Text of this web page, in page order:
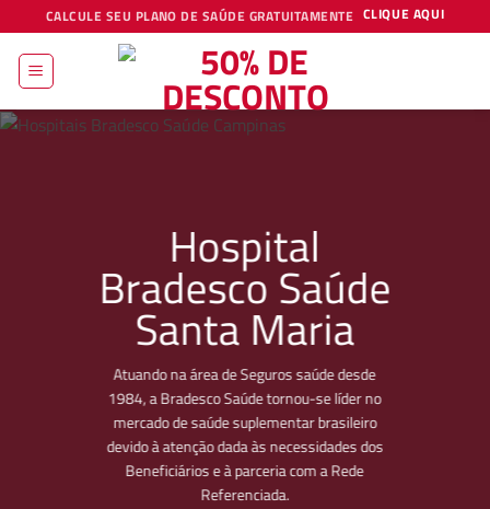
to
content
CALCULE SEU PLANO DE SAÚDE GRATUITAMENTE CLIQUE AQUI
Hospital
Bradesco Saúde
Santa Maria
Atuando na área de Seguros saúde desde
1984, a Bradesco Saúde tornou-se líder no
mercado de saúde suplementar brasileiro
devido à atenção dada às necessidades dos
Beneficiários e à parceria com a Rede
Referenciada.